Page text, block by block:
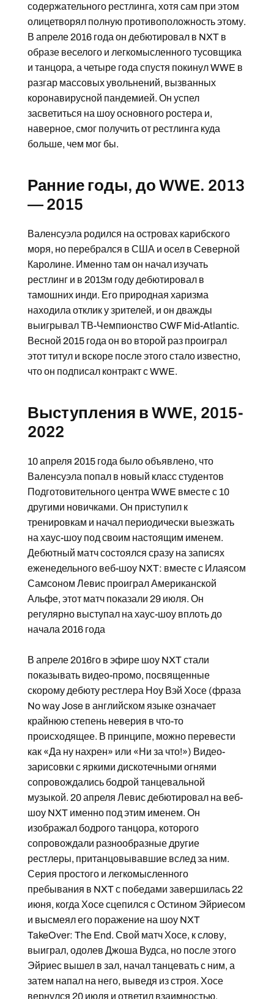
содержательного рестлинга, хотя сам при этом
олицетворял полную противоположность этому.
В апреле 2016 года он дебютировал в NXT в
образе веселого и легкомысленного тусовщика
и танцора, а четыре года спустя покинул WWE в
разгар массовых увольнений, вызванных
коронавирусной пандемией. Он успел
засветиться на шоу основного ростера и,
наверное, смог получить от рестлинга куда
больше, чем мог бы.
Ранние годы, до WWE. 2013
— 2015
Валенсуэла родился на островах карибского
моря, но перебрался в США и осел в Северной
Каролине. Именно там он начал изучать
рестлинг и в 2013м году дебютировал в
тамошних инди. Его природная харизма
находила отклик у зрителей, и он дважды
выигрывал ТВ-Чемпионство CWF Mid-Atlantic.
Весной 2015 года он во второй раз проиграл
этот титул и вскоре после этого стало известно,
что он подписал контракт с WWE.
Выступления в WWE, 2015-
2022
10 апреля 2015 года было объявлено, что
Валенсуэла попал в новый класс студентов
Подготовительного центра WWE вместе с 10
другими новичками. Он приступил к
тренировкам и начал периодически выезжать
на хаус-шоу под своим настоящим именем.
Дебютный матч состоялся сразу на записях
еженедельного веб-шоу NXT: вместе с Илаясом
Самсоном Левис проиграл Американской
Альфе, этот матч показали 29 июля. Он
регулярно выступал на хаус-шоу вплоть до
начала 2016 года
В апреле 2016го в эфире шоу NXT стали
показывать видео-промо, посвященные
скорому дебюту рестлера Ноу Вэй Хосе (фраза
No way Jose в английском языке означает
крайнюю степень неверия в что-то
происходящее. В принципе, можно перевести
как «Да ну нахрен» или «Ни за что!») Видео-
зарисовки с яркими дискотечными огнями
сопровождались бодрой танцевальной
музыкой. 20 апреля Левис дебютировал на веб-
шоу NXT именно под этим именем. Он
изображал бодрого танцора, которого
сопровождали разнообразные другие
рестлеры, пританцовывавшие вслед за ним.
Серия простого и легкомысленного
пребывания в NXT с победами завершилась 22
июня, когда Хосе сцепился с Остином Эйриесом
и высмеял его поражение на шоу NXT
TakeOver: The End. Свой матч Хосе, к слову,
выиграл, одолев Джоша Вудса, но после этого
Эйриес вышел в зал, начал танцевать с ним, а
затем напал на него, выведя из строя. Хосе
вернулся 20 июля и ответил взаимностью,